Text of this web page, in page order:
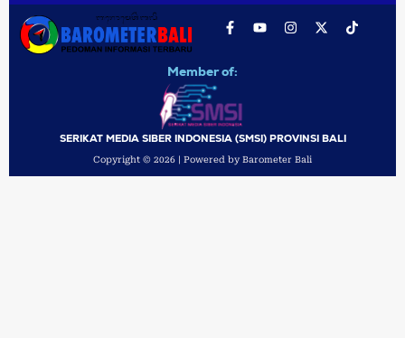
Member of:
SERIKAT MEDIA SIBER INDONESIA (SMSI) PROVINSI BALI
Copyright © 2026 | Powered by Barometer Bali